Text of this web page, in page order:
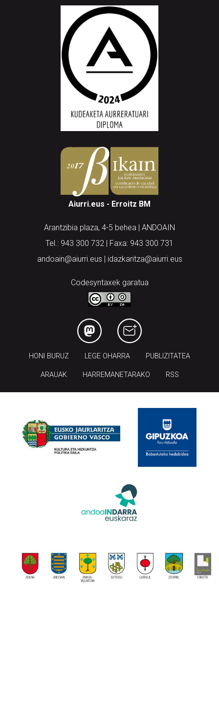
Aiurri.eus - Erroitz BM
Arantzibia plaza, 4-5 behea | ANDOAIN
Tel.: 943 300 732 | Faxa: 943 300 731
andoain@aiurri.eus | idazkaritza@aiurri.eus
Codesyntaxek garatua
HONI BURUZ LEGE OHARRA PUBLIZITATEA
ARAUAK HARREMANETARAKO RSS